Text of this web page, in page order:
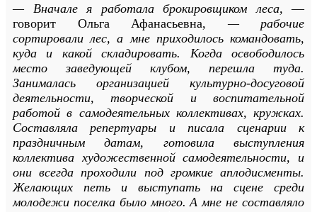
— Вначале я работала брокировщиком леса,—
говорит Ольга Афанасьевна,— рабочие
сортировали лес, а мне приходилось командовать,
куда и какой складировать. Когда освободилось
место заведующей клубом, перешла туда.
Занималась организацией культурно-досуговой
деятельности, творческой и воспитательной
работой в самодеятельных коллективах, кружках.
Составляла репертуары и писала сценарии к
праздничным датам, готовила выступления
коллектива художественной самодеятельности, и
они всегда проходили под громкие аплодисменты.
Желающих петь и выступать на сцене среди
молодежи поселка было много. А мне не составляло